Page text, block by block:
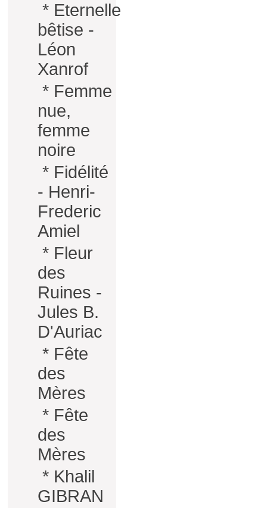
* Eternelle
bêtise -
Léon
Xanrof
* Femme
nue,
femme
noire
* Fidélité
- Henri-
Frederic
Amiel
* Fleur
des
Ruines -
Jules B.
D'Auriac
* Fête
des
Mères
* Fête
des
Mères
* Khalil
GIBRAN